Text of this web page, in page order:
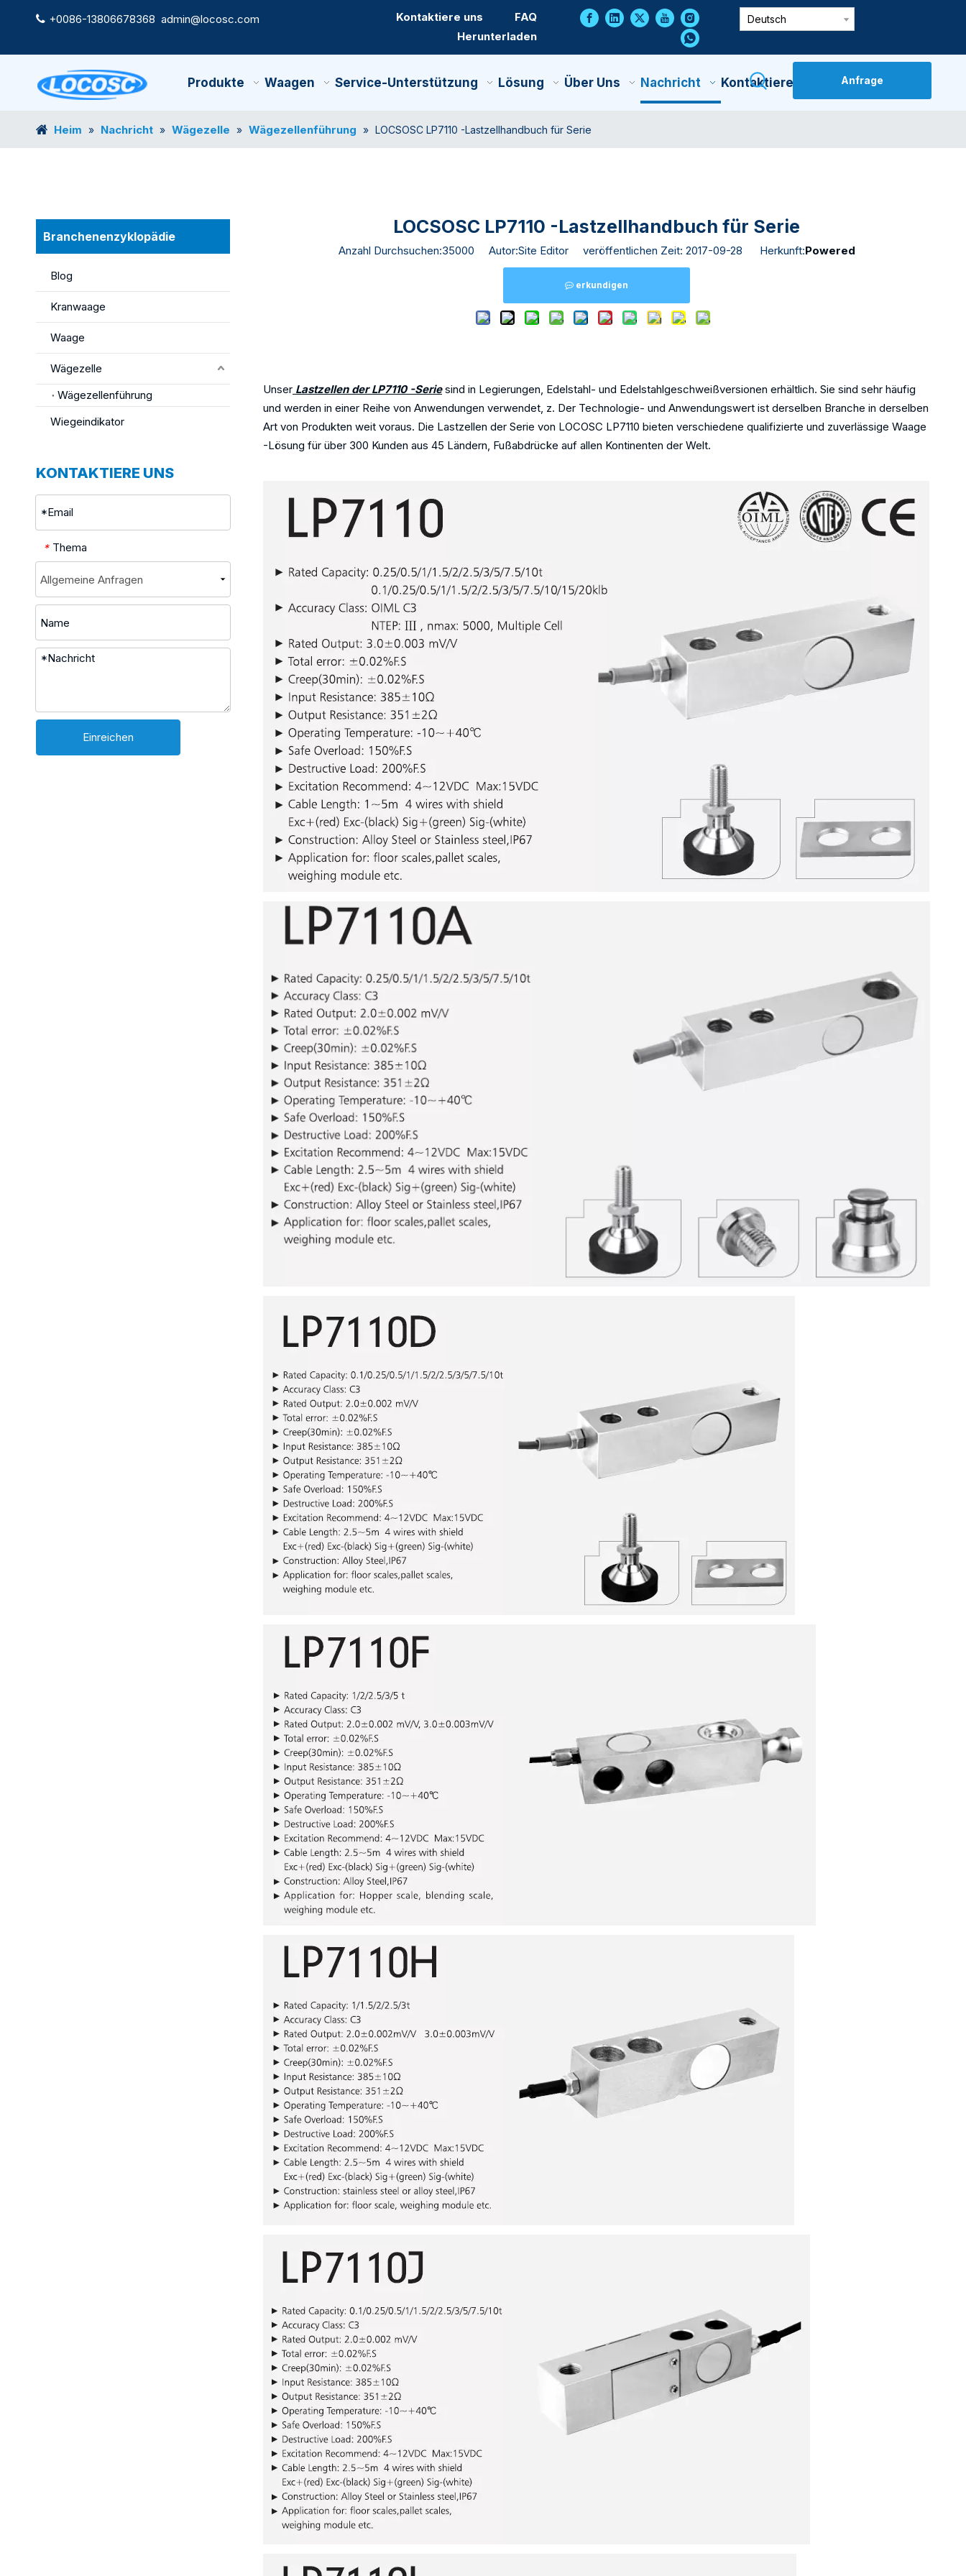
 +0086-13806678368 admin@locosc.com Kontaktiere uns
FAQ
Herunterladen
Deutsch
Produkte Waagen Service-Unterstützung Lösung Über Uns Nachricht Kontaktiere Uns Anfrage
Heim » Nachricht » Wägezelle » Wägezellenführung » LOCSOSC LP7110 -Lastzellhandbuch für Serie
Branchenenzyklopädie
Blog
Kranwaage
Waage
Wägezelle
Wägezellenführung
Wiegeindikator
KONTAKTIERE UNS
* Thema
Einreichen
LOCSOSC LP7110 -Lastzellhandbuch für Serie
Anzahl Durchsuchen:35000 Autor:Site Editor veröffentlichen Zeit: 2017-09-28 Herkunft:Powered
erkundigen
Unser Lastzellen der LP7110 -Seriesind in Legierungen, Edelstahl- und Edelstahlgeschweißversionen erhältlich. Sie sind sehr häufig
und werden in einer Reihe von Anwendungen verwendet, z. Der Technologie- und Anwendungswert ist derselben Branche in derselben
Art von Produkten weit voraus. Die Lastzellen der Serie von LOCOSC LP7110 bieten verschiedene qualifizierte und zuverlässige Waage
-Lösung für über 300 Kunden aus 45 Ländern, Fußabdrücke auf allen Kontinenten der Welt.